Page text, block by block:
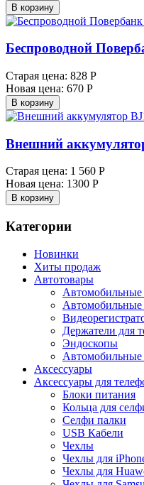
В корзину
Беспроводной
Старая цена: 828 Р
Новая цена: 670 Р
В корзину
Внешний
Старая цена: 1 560 Р
Новая цена: 1300 Р
В корзину
Категории
Новинки
Хиты продаж
Автотовары
Держатели для
Эндоскопы
Автомобильные
Аксессуары
Аксессуары для
Блоки питания
Кольца для
Селфи палки
USB Кабели
Чехлы
Чехлы для
Чехлы для